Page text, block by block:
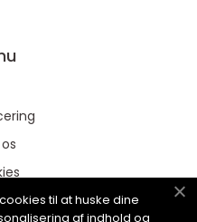
os
til at huske dine
af indhold og